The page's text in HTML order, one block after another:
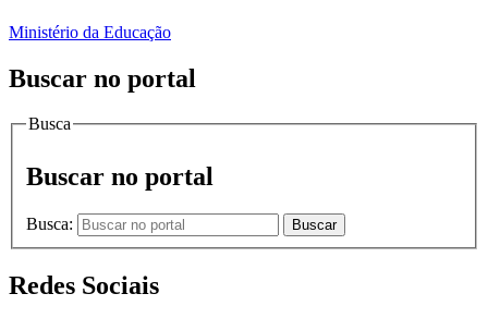
Ministério da Educação
Buscar no portal
Busca
Buscar no portal
Busca: Buscar
Redes Sociais